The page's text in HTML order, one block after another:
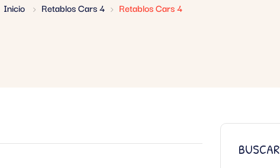
Inicio Retablos Cars 4 Retablos Cars 4
BUSCAR